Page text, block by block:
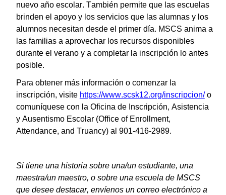
nuevo año escolar. También permite que las escuelas
brinden el apoyo y los servicios que las alumnas y los
alumnos necesitan desde el primer día. MSCS anima a
las familias a aprovechar los recursos disponibles
durante el verano y a completar la inscripción lo antes
posible.
Para obtener más información o comenzar la
inscripción, visite https://www.scsk12.org/inscripcion/ o
comuníquese con la Oficina de Inscripción, Asistencia
y Ausentismo Escolar (Office of Enrollment,
Attendance, and Truancy) al 901-416-2989.
Si tiene una historia sobre una/un estudiante, una
maestra/un maestro, o sobre una escuela de MSCS
que desee destacar, envíenos un correo electrónico a